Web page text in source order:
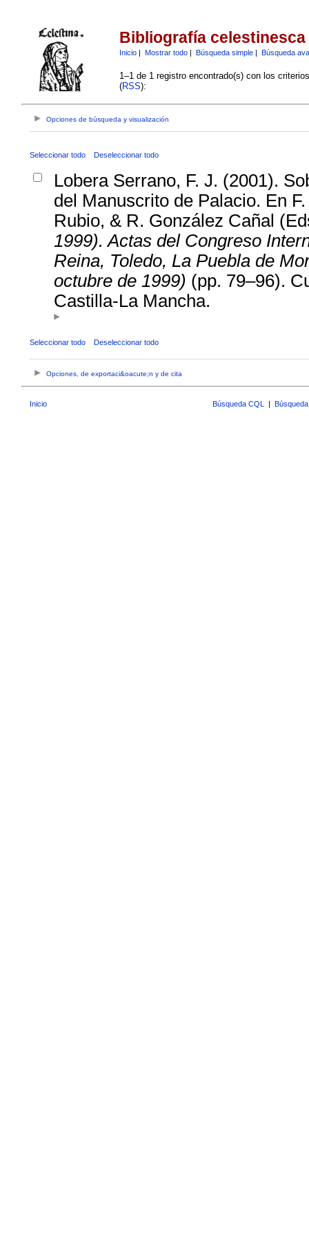
Bibliografía celestinesca
Inicio| Mostrar todo| Búsqueda simple| Búsqueda
1–1 de 1 registro encontrado(s) con los
(RSS):
Opciones de búsqueda y visualización
Seleccionar todo Deseleccionar todo
Lobera Serrano, F. J. (2001).
del Manuscrito de Palacio. En
Rubio, & R. González Cañal
1999). Actas del Congreso
Reina, Toledo, La Puebla de
octubre de 1999) (pp. 79–96).
Castilla-La Mancha.
Seleccionar todo Deseleccionar todo
Opciones, de exportaci&oacute;n y de cita
Inicio Búsqueda CQL |